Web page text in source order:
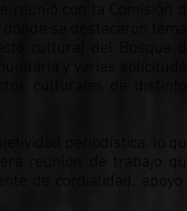
con la Comisión de
se destacaron temas
cultural del Bosque de
y varias solicitudes
culturales de distintos
periodística, lo que
reunión de trabajo que
de cordialidad, apoyo y